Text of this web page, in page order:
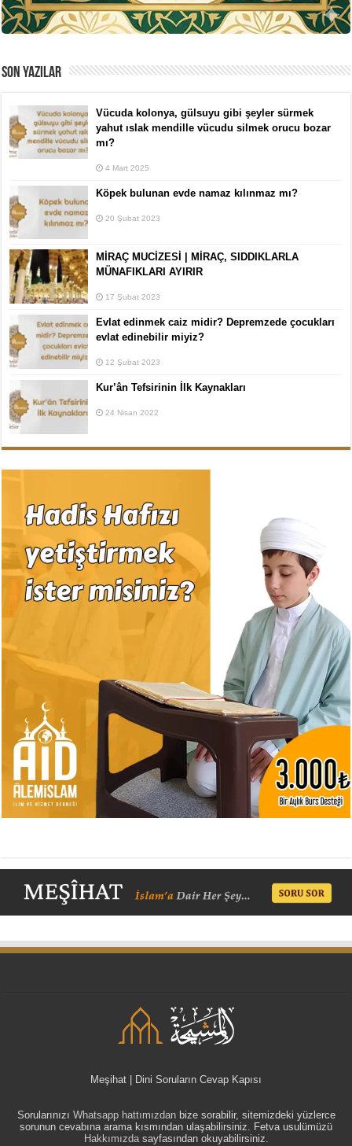
SON YAZILAR
Vücuda kolonya, gülsuyu gibi şeyler sürmek
yahut ıslak mendille vücudu silmek orucu bozar
mı?
4 Mart 2025
Köpek bulunan evde namaz kılınmaz mı?
20 Şubat 2023
MİRAÇ MUCİZESİ | MİRAÇ, SIDDIKLARLA
MÜNAFIKLARI AYIRIR
17 Şubat 2023
Evlat edinmek caiz midir? Depremzede çocukları
evlat edinebilir miyiz?
12 Şubat 2023
Kur’ân Tefsirinin İlk Kaynakları
24 Nisan 2022
Meşihat | Dini Soruların Cevap Kapısı
Sorularınızı Whatsapp hattımızdanbize sorabilir, sitemizdeki yüzlerce
sorunun cevabına arama kısmından ulaşabilirsiniz. Fetva usulümüzü
Hakkımızdasayfasından okuyabilirsiniz.